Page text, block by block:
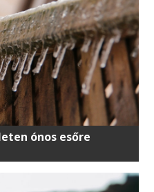
ónos esőre